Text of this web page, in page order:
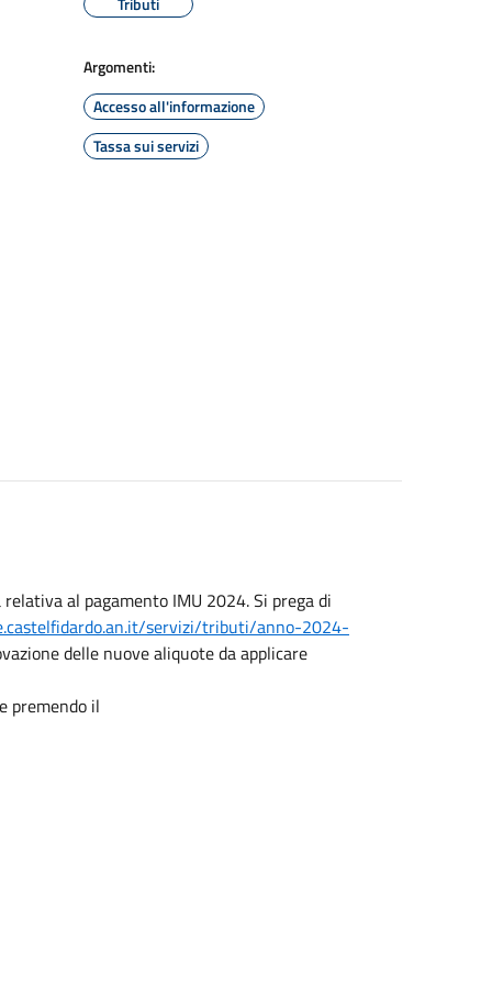
Argomenti:
Accesso all'informazione
Tassa sui servizi
al pagamento IMU 2024. Si prega di
servizi/tributi/anno-2024-
delle nuove aliquote da applicare
premendo il